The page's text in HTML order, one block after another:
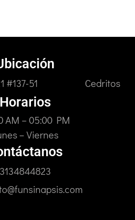
51 Cedritos
Horarios
AM – 05:00 PM
– Viernes
3134844823